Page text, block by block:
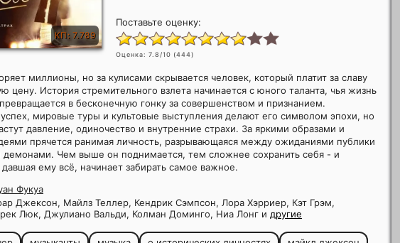
КП: 7.789
Поставьте оценку:
Оценка: 7.8/10 (444)
миллионы, но за кулисами скрывается человек, который платит за славу
цену. История стремительного взлета начинается с юного таланта, чья жизнь
в бесконечную гонку за совершенством и признанием.
мировые туры и культовые выступления делают его символом эпохи, но
давление, одиночество и внутренние страхи. За яркими образами и
прячется ранимая личность, разрывающаяся между ожиданиями публики
демонами. Чем выше он поднимается, тем сложнее сохранить себя - и
ему всё, начинает забирать самое важное.
Фукуа
Джексон, Майлз Теллер, Кендрик Сэмпсон, Лора Хэрриер, Кэт Грэм,
Люк, Джулиано Вальди, Колман Доминго, Ниа Лонг и другие